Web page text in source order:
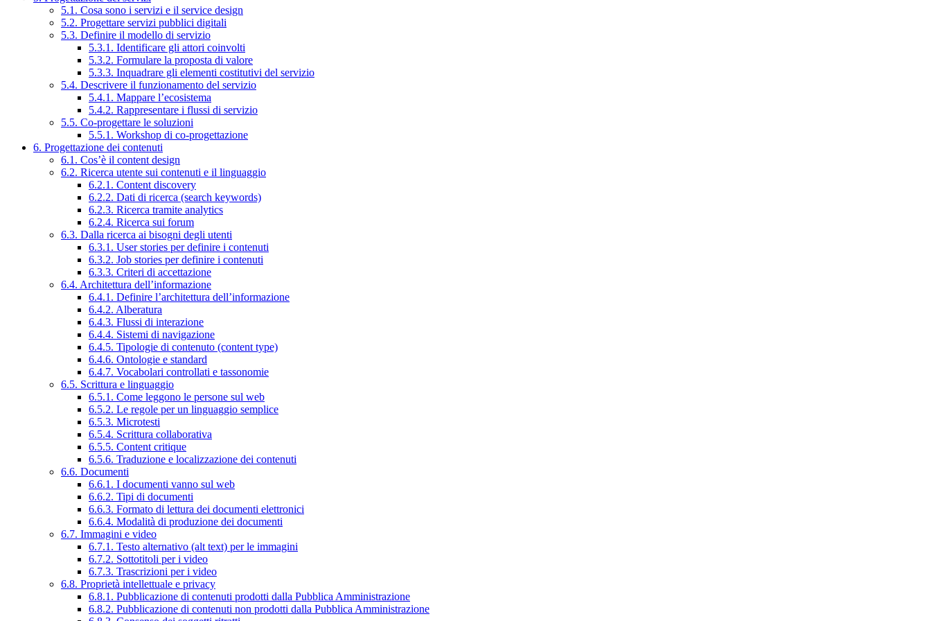
5.1. Cosa sono i servizi e il service design
5.2. Progettare servizi pubblici digitali
5.3. Definire il modello di servizio
5.3.1. Identificare gli attori coinvolti
5.3.2. Formulare la proposta di valore
5.3.3. Inquadrare gli elementi costitutivi del servizio
5.4. Descrivere il funzionamento del servizio
5.4.1. Mappare l’ecosistema
5.4.2. Rappresentare i flussi di servizio
5.5. Co-progettare le soluzioni
5.5.1. Workshop di co-progettazione
6. Progettazione dei contenuti
6.1. Cos’è il content design
6.2. Ricerca utente sui contenuti e il linguaggio
6.2.1. Content discovery
6.2.2. Dati di ricerca (search keywords)
6.2.3. Ricerca tramite analytics
6.2.4. Ricerca sui forum
6.3. Dalla ricerca ai bisogni degli utenti
6.3.1. User stories per definire i contenuti
6.3.2. Job stories per definire i contenuti
6.3.3. Criteri di accettazione
6.4. Architettura dell’informazione
6.4.1. Definire l’architettura dell’informazione
6.4.2. Alberatura
6.4.3. Flussi di interazione
6.4.4. Sistemi di navigazione
6.4.5. Tipologie di contenuto (content type)
6.4.6. Ontologie e standard
6.4.7. Vocabolari controllati e tassonomie
6.5. Scrittura e linguaggio
6.5.1. Come leggono le persone sul web
6.5.2. Le regole per un linguaggio semplice
6.5.3. Microtesti
6.5.4. Scrittura collaborativa
6.5.5. Content critique
6.5.6. Traduzione e localizzazione dei contenuti
6.6. Documenti
6.6.1. I documenti vanno sul web
6.6.2. Tipi di documenti
6.6.3. Formato di lettura dei documenti elettronici
6.6.4. Modalità di produzione dei documenti
6.7. Immagini e video
6.7.1. Testo alternativo (alt text) per le immagini
6.7.2. Sottotitoli per i video
6.7.3. Trascrizioni per i video
6.8. Proprietà intellettuale e privacy
6.8.1. Pubblicazione di contenuti prodotti dalla Pubblica Amministrazione
6.8.2. Pubblicazione di contenuti non prodotti dalla Pubblica Amministrazione